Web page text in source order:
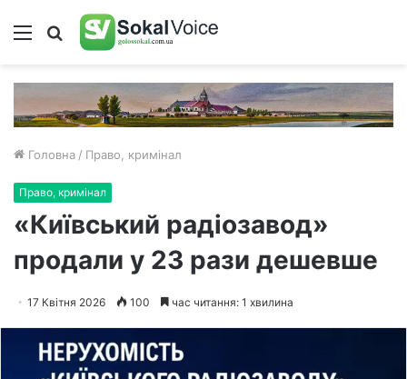
Меню Пошук
Головна / Право, кримінал
Право, кримінал
«Київський радіозавод»
продали у 23 рази дешевше
17 Квітня 2026 100 час читання: 1 хвилина